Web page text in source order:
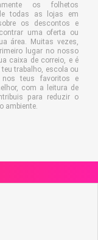
os folhetos
todas as lojas em
os descontos e
uma oferta ou
área. Muitas vezes,
lugar no nosso
caixa de correio, e é
trabalho, escola ou
nos teus favoritos e
com a leitura de
para reduzir o
ambiente.